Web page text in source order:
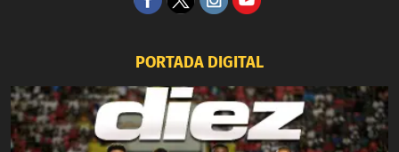
PORTADA DIGITAL